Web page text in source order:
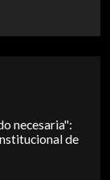
necesaria":
de